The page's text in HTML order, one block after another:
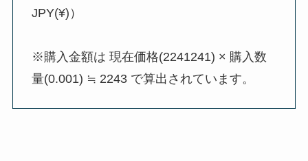
JPY(¥)）
※購入金額は 現在価格(2241241) × 購入数
量(0.001) ≒ 2243 で算出されています。